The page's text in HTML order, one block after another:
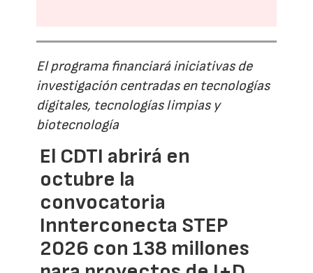
El programa financiará iniciativas de
investigación centradas en tecnologías
digitales, tecnologías limpias y
biotecnología
El CDTI abrirá en
octubre la
convocatoria
Innterconecta STEP
2026 con 138 millones